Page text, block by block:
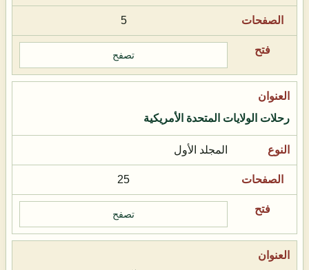
5
تصفح
رحلات الولايات المتحدة الأمريكية
المجلد الأول
25
تصفح